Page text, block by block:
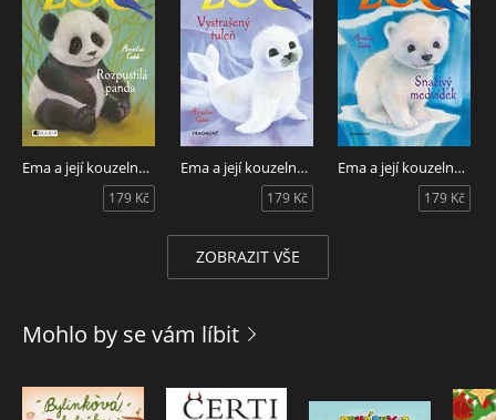
Ema a její kouzelná zoo - Rozpustilá panda
179 Kč
Ema a její kouzelná zoo - Vystrašený tuleň
179 Kč
Ema a její kouzelná ZOO - Snaživý medvídek
179 Kč
ZOBRAZIT VŠE
Mohlo by se vám líbit